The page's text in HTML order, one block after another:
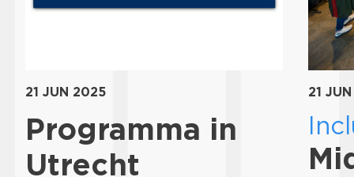
21 JUN 2025
Programma in
Utrecht
21